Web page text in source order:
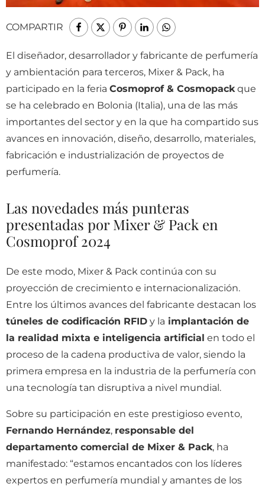
COMPARTIR
El diseñador, desarrollador y fabricante de perfumería
y ambientación para terceros, Mixer & Pack, ha
participado en la feria Cosmoprof & Cosmopack que
se ha celebrado en Bolonia (Italia), una de las más
importantes del sector y en la que ha compartido sus
avances en innovación, diseño, desarrollo, materiales,
fabricación e industrialización de proyectos de
perfumería.
Las novedades más punteras
presentadas por Mixer & Pack en
Cosmoprof 2024
De este modo, Mixer & Pack continúa con su
proyección de crecimiento e internacionalización.
Entre los últimos avances del fabricante destacan los
túneles de codificación RFID y la implantación de
la realidad mixta e inteligencia artificial en todo el
proceso de la cadena productiva de valor, siendo la
primera empresa en la industria de la perfumería con
una tecnología tan disruptiva a nivel mundial.
Sobre su participación en este prestigioso evento,
Fernando Hernández, responsable del
departamento comercial de Mixer & Pack, ha
manifestado: “estamos encantados con los líderes
expertos en perfumería mundial y amantes de los